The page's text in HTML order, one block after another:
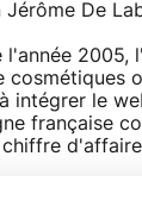
Jérôme De
l'année
cosmétiques
intégrer le
française